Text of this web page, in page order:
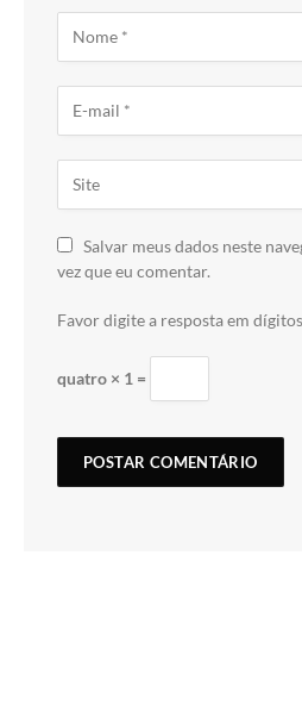
Salvar meus dados neste
vez que eu comentar.
Favor digite a resposta em
quatro × 1 =